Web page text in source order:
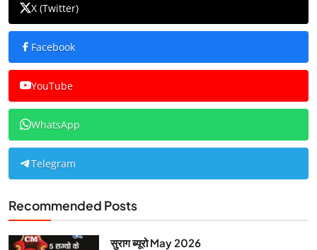
X (Twitter)
Facebook
YouTube
WhatsApp
Telegram
Recommended Posts
सुराग ब्यूरो May 2026